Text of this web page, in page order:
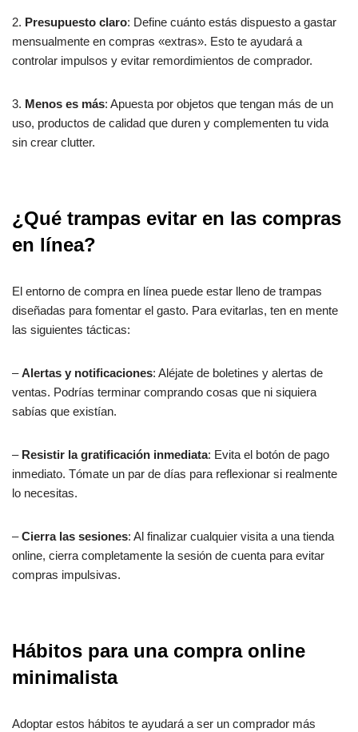
2. Presupuesto claro: Define cuánto estás dispuesto a gastar
mensualmente en compras «extras». Esto te ayudará a
controlar impulsos y evitar remordimientos de comprador.
3. Menos es más: Apuesta por objetos que tengan más de un
uso, productos de calidad que duren y complementen tu vida
sin crear clutter.
¿Qué trampas evitar en las compras
en línea?
El entorno de compra en línea puede estar lleno de trampas
diseñadas para fomentar el gasto. Para evitarlas, ten en mente
las siguientes tácticas:
–Alertas y notificaciones: Aléjate de boletines y alertas de
ventas. Podrías terminar comprando cosas que ni siquiera
sabías que existían.
– Resistir la gratificación inmediata: Evita el botón de pago
inmediato. Tómate un par de días para reflexionar si realmente
lo necesitas.
–Cierra las sesiones: Al finalizar cualquier visita a una tienda
online, cierra completamente la sesión de cuenta para evitar
compras impulsivas.
Hábitos para una compra online
minimalista
Adoptar estos hábitos te ayudará a ser un comprador más